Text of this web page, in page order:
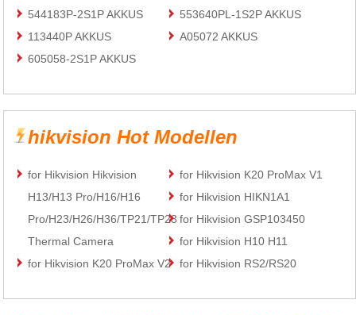
544183P-2S1P AKKUS
553640PL-1S2P AKKUS
113440P AKKUS
A05072 AKKUS
605058-2S1P AKKUS
hikvision Hot Modellen
for Hikvision Hikvision
H13/H13 Pro/H16/H16
Pro/H23/H26/H36/TP21/TP23
Thermal Camera
for Hikvision K20 ProMax V1
for Hikvision HIKN1A1
for Hikvision GSP103450
for Hikvision H10 H11
for Hikvision K20 ProMax V2
for Hikvision RS2/RS20